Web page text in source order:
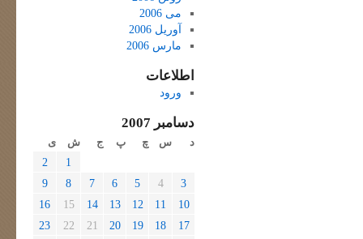
می 2006
آوریل 2006
مارس 2006
اطلاعات
ورود
دسامبر 2007
د س چ پ ج ش ی
1
2
3
4
5
6
7
8
9
10
11
12
13
14
15
16
17
18
19
20
21
22
23